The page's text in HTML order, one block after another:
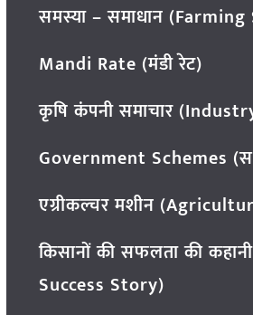
समस्या – समाधान
Mandi Rate (मंडी रेट)
कृषि कंपनी समाचार
Government Schemes
एग्रीकल्चर मशीन
किसानों की सफलता की
Success Story)